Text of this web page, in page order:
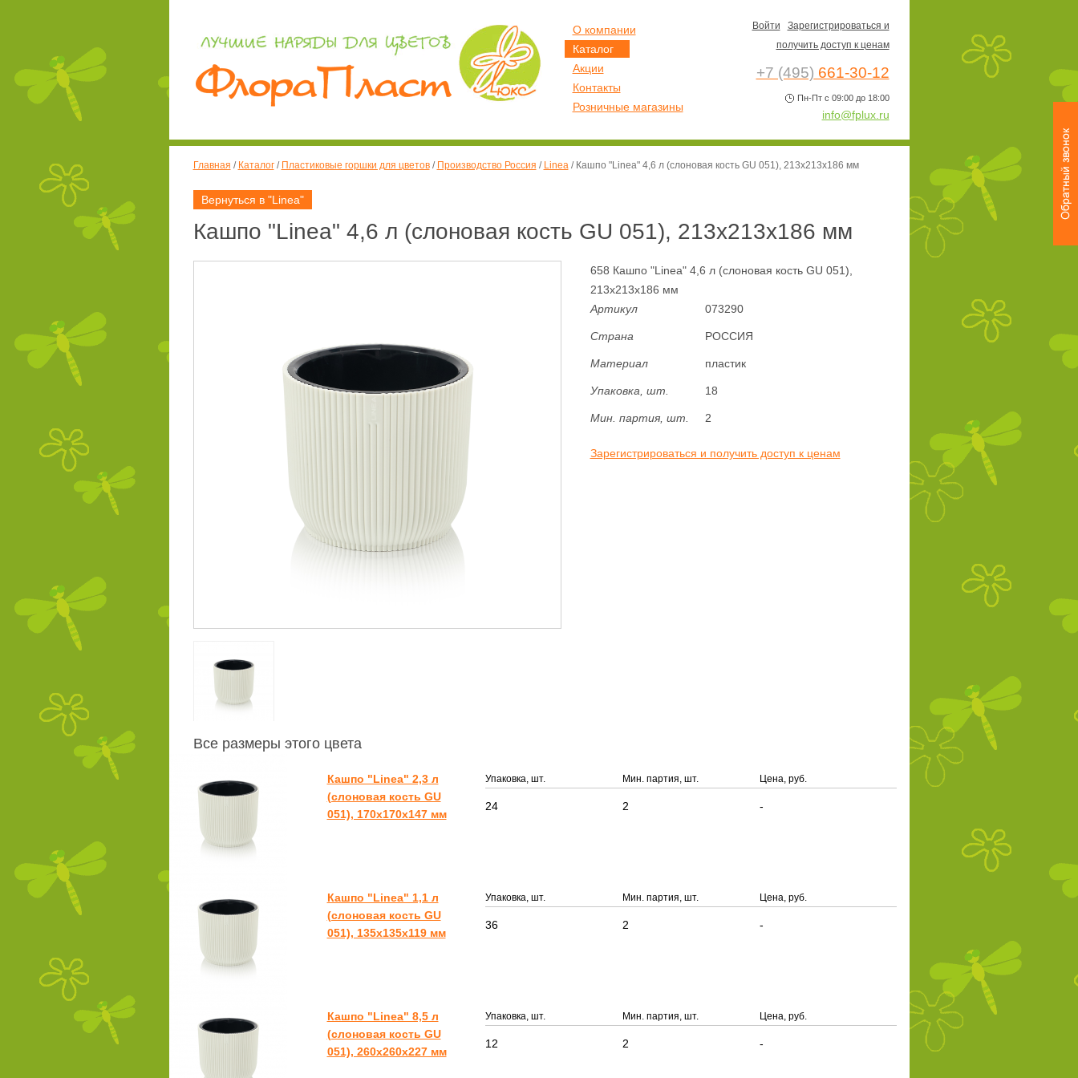
Главная / Каталог/ Пластиковые горшки для цветов/ Производство Россия / Linea/ Кашпо "Linea" 4,6 л (слоновая кость GU 051), 213х213х186 мм
Вернуться в "Linea"
Кашпо "Linea" 4,6 л (слоновая кость GU 051), 213х213х186 мм
658 Кашпо "Linea" 4,6 л (слоновая кость GU 051),
213х213х186 мм
Артикул
073290
Страна РОССИЯ
Материал пластик
Упаковка, шт. 18
Мин. партия, шт. 2
Зарегистрироваться и получить доступ к ценам
Все размеры этого цвета
Кашпо "Linea" 2,3 л
(слоновая кость GU
051), 170х170х147 мм
Упаковка, шт. Мин. партия, шт. Цена, руб.
24 2 -
Кашпо "Linea" 1,1 л
(слоновая кость GU
051), 135х135х119 мм
Упаковка, шт. Мин. партия, шт. Цена, руб.
36 2 -
Кашпо "Linea" 8,5 л
(слоновая кость GU
051), 260х260х227 мм
Упаковка, шт. Мин. партия, шт. Цена, руб.
12 2 -
О компании
Каталог
Акции
Контакты
Розничные магазины
Войти
Зарегистрироваться и
получить доступ к ценам
+7 (495) 661-30-12
Пн-Пт с 09:00 до 18:00
info@fplux.ru